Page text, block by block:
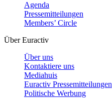
Agenda
Pressemitteilungen
Members’ Circle
Über Euractiv
Über uns
Kontaktiere uns
Mediahuis
Euractiv Pressemitteilungen
Politische Werbung